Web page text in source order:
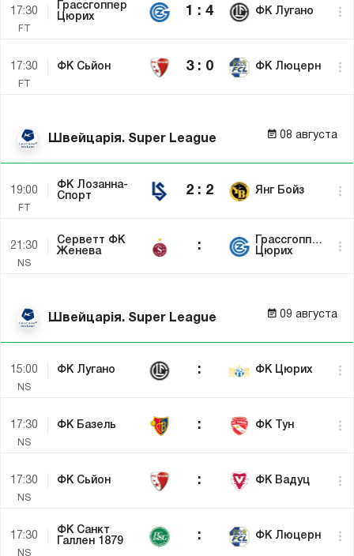
17:30
FT
Грассгоппер
Цюрих
1 : 4 ФК Лугано
17:30
FT
ФК Сьйон 3 : 0 ФК Люцерн
Швейцарія. Super League 08 августа
19:00
FT
ФК Лозанна-
Спорт
2 : 2 Янг Бойз
21:30
NS
Серветт ФК
Женева
:
Грассгоппер
Цюрих
розпочався
Швейцарія. Super League 09 августа
15:00
NS
ФК Лугано : ФК Цюрих
розпочався
17:30
NS
ФК Базель : ФК Тун
розпочався
17:30
NS
ФК Сьйон : ФК Вадуц
розпочався
17:30
NS
ФК Санкт
Галлен 1879
: ФК Люцерн
розпочався